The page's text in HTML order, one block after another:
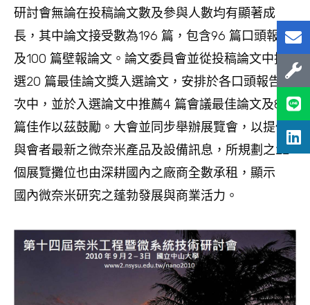
研討會無論在投稿論文數及參與人數均有顯著成
長，其中論文接受數為196 篇，包含96 篇口頭報告
及100 篇壁報論文。論文委員會並從投稿論文中推
選20 篇最佳論文獎入選論文，安排於各口頭報告場
次中，並於入選論文中推薦4 篇會議最佳論文及8
篇佳作以茲鼓勵。大會並同步舉辦展覽會，以提供
與會者最新之微奈米產品及設備訊息，所規劃之22
個展覽攤位也由深耕國內之廠商全數承租，顯示
國內微奈米研究之蓬勃發展與商業活力。